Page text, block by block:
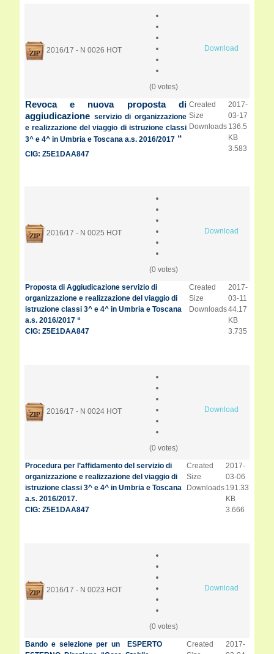
2016/17 - N 0026 HOT
(0 votes)
Download
Revoca e nuova proposta di
aggiudicazione servizio di organizzazione
e realizzazione del viaggio di istruzione classi
3^ e 4^ in Umbria e Toscana a.s. 2016/2017“
CIG: Z5E1DAA847
Created
Size
Downloads
2017-
03-17
136.5
KB
3.583
2016/17 - N 0025 HOT
(0 votes)
Download
Proposta di Aggiudicazione servizio di
organizzazione e realizzazione del viaggio di
istruzione classi 3^ e 4^ in Umbria e Toscana
a.s. 2016/2017 “
CIG: Z5E1DAA847
Created
Size
Downloads
2017-
03-11
44.17
KB
3.735
2016/17 - N 0024 HOT
(0 votes)
Download
Procedura per l’affidamento del servizio di
organizzazione e realizzazione del viaggio di
istruzione classi 3^ e 4^ in Umbria e Toscana
a.s. 2016/2017.
CIG: Z5E1DAA847
Created
Size
Downloads
2017-
03-06
191.33
KB
3.666
2016/17 - N 0023 HOT
(0 votes)
Download
Bando e selezione per un ESPERTO
Created
2017-